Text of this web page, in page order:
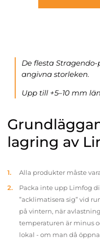
De flesta
angivna storleken.
Upp till +5–10 mm
lagring av
Alla produkter måste
Packa inte upp Limfog
”acklimatisera sig” vid
på vintern, när
temperaturen är minus
lokal - om man då